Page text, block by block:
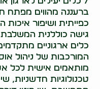
ברעננה מהווים מפתח
כפייתית ושיפור איכות
גישה כוללנית
כלים ארגוניים
המורכבות של ניהול
מותאמים אישית לכל
טכנולוגיות חדשניות,